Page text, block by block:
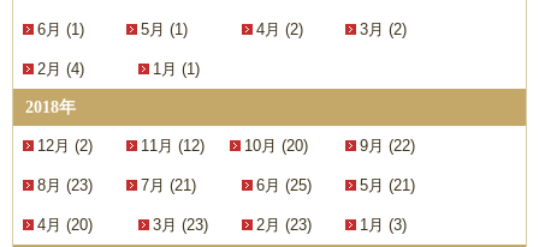
6月 (1) 5月 (1) 4月 (2) 3月 (2)
2月 (4) 1月 (1)
2018年
12月 (2) 11月 (12) 10月 (20) 9月 (22)
8月 (23) 7月 (21) 6月 (25) 5月 (21)
4月 (20) 3月 (23) 2月 (23) 1月 (3)